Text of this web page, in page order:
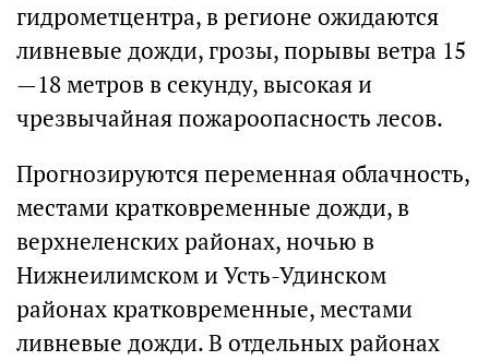
гидрометцентра, в регионе ожидаются
ливневые дожди, грозы, порывы ветра 15
—18 метров в секунду, высокая и
чрезвычайная пожароопасность лесов.
Прогнозируются переменная облачность,
местами кратковременные дожди, в
верхнеленских районах, ночью в
Нижнеилимском и Усть-Удинском
районах кратковременные, местами
ливневые дожди. В отдельных районах